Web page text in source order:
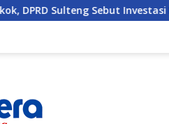
Bakal Mengalir